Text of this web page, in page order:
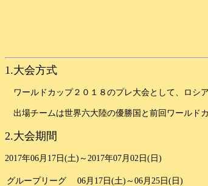
1.大会方式
ワールドカップ２０１８のプレ大会として、ロシア
出場チームは世界六大陸の優勝国と前回ワールド
2.大会期間
2017年06月17日(土)～2017年07月02日(日)
グループリーグ
06月17日(土)～06月25日(日)